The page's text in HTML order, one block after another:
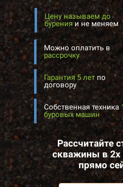
Цену называем до
буренияи не меняем
Собственная техника
буровых машин
Можно оплатить в
рассрочку
Рассчитайте
скважины в 2х
прямо
Гарантия 5 лет по
договору